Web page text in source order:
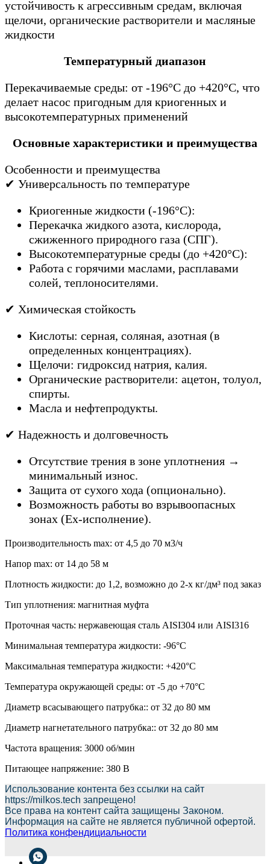
устойчивость к агрессивным средам, включая
щелочи, органические растворители и масляные
жидкости
Температурный диапазон
Перекачиваемые среды: от -196°C до +420°C, что
делает насос пригодным для криогенных и
высокотемпературных применений
Основные характеристики и преимущества
Особенности и преимущества
✔ Универсальность по температуре
Криогенные жидкости (-196°C):
Перекачка жидкого азота, кислорода,
сжиженного природного газа (СПГ).
Высокотемпературные среды (до +420°C):
Работа с горячими маслами, расплавами
солей, теплоносителями.
✔ Химическая стойкость
Кислоты: серная, соляная, азотная (в
определенных концентрациях).
Щелочи: гидроксид натрия, калия.
Органические растворители: ацетон, толуол,
спирты.
Масла и нефтепродукты.
✔ Надежность и долговечность
Отсутствие трения в зоне уплотнения →
минимальный износ.
Защита от сухого хода (опционально).
Возможность работы во взрывоопасных
зонах (Ex-исполнение).
Производительность max: от 4,5 до 70 м3/ч
Напор max: от 14 до 58 м
Плотность жидкости: до 1,2, возможно до 2-х кг/дм³ под заказ
Тип уплотнения: магнитная муфта
Проточная часть: нержавеющая сталь AISI304 или AISI316
Минимальная температура жидкости: -96°С
Максимальная температура жидкости: +420°С
Температура окружающей среды: от -5 до +70°С
Диаметр всасывающего патрубка:: от 32 до 80 мм
Диаметр нагнетательного патрубка:: от 32 до 80 мм
Частота вращения: 3000 об/мин
Питающее напряжение: 380 В
Использование контента без ссылки на сайт
https://milkos.tech запрещено!
Все права на контент сайта защищены Законом.
Информация на сайте не является публичной офертой.
Политика конфендициальности